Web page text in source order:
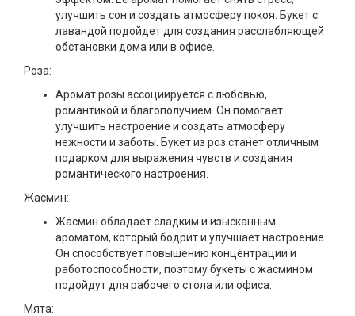
улучшить сон и создать атмосферу покоя. Букет с
лавандой подойдет для создания расслабляющей
обстановки дома или в офисе.
Роза:
Аромат розы ассоциируется с любовью,
романтикой и благополучием. Он помогает
улучшить настроение и создать атмосферу
нежности и заботы. Букет из роз станет отличным
подарком для выражения чувств и создания
романтического настроения.
Жасмин:
Жасмин обладает сладким и изысканным
ароматом, который бодрит и улучшает настроение.
Он способствует повышению концентрации и
работоспособности, поэтому букеты с жасмином
подойдут для рабочего стола или офиса.
Мята: